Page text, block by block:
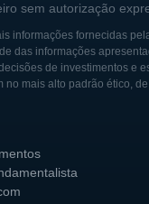
sem autorização
fornecidas
das informações
de investimentos e
mais alto padrão ético,